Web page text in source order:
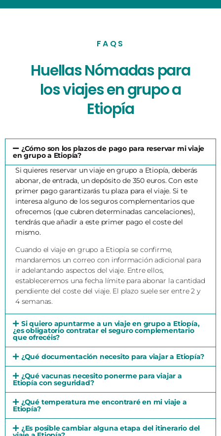
FAQS
Huellas Nómadas para
los viajes en grupo a
Etiopía
¿Cómo son los plazos de pago para reservar mi viaje
en grupo a Etiopía?
Si quieres reservar un viaje en grupo a Etiopía, deberás
abonar, de entrada, un depósito de 350 euros. Con este
primer pago garantizarás tu plaza para el viaje. Si te
interesa alguno de los seguros complementarios que
ofrecemos (que cubren determinadas cancelaciones),
tendrás que añadir a este primer pago el coste del
mismo.
Cuando el viaje en grupo a Etiopía se confirme,
mandaremos un correo con información adicional para
ir adelantando aspectos del viaje. Entre ellos,
estableceremos una fecha límite para abonar la cantidad
pendiente del coste del viaje. El plazo suele ser entre 2 y
4 semanas.
Si quiero apuntarme a un viaje en grupo a Etiopía,
¿es obligatorio contratar el seguro complementario
que ofrecéis?
¿Qué documentación necesito para viajar a Etiopía?
¿Qué vacunas necesito ponerme para viajar a
Etiopía con seguridad?
¿Qué temperatura me encontraré en mi viaje a
Etiopía?
¿Es posible cambiar alguna etapa del itinerario del